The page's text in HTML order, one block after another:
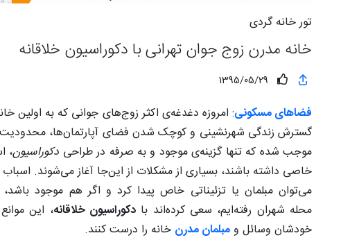
تور خانه گردی
خانه مدرن زوج جوان تهرانی با دکوراسیون خلاقانه
1395/05/29
فضاهای مسکونی: امروزه دغدغه‌ی اکثر زوج‌های جوانی که به اولین
گسترش زندگی شهرنشینی و کوچک شدن فضای آپارتمان‌ها،
موجب شده که تنها گزینه‌ی موجود و به صرفه در طراحی دکوراسیون،
خاصی داشته باشند، بسیاری از مشکلات از این‌جا آغاز می‌شوند.
می‌توان مبلمان یا تزئیناتی خاص پیدا کرد و اگر هم موجود
محله شهران رفته‌ایم، سعی کرده‌اند با دکوراسیون خلاقانه، این
خودشان وسائل ومبلمان مدرن خانه را درست کنند.